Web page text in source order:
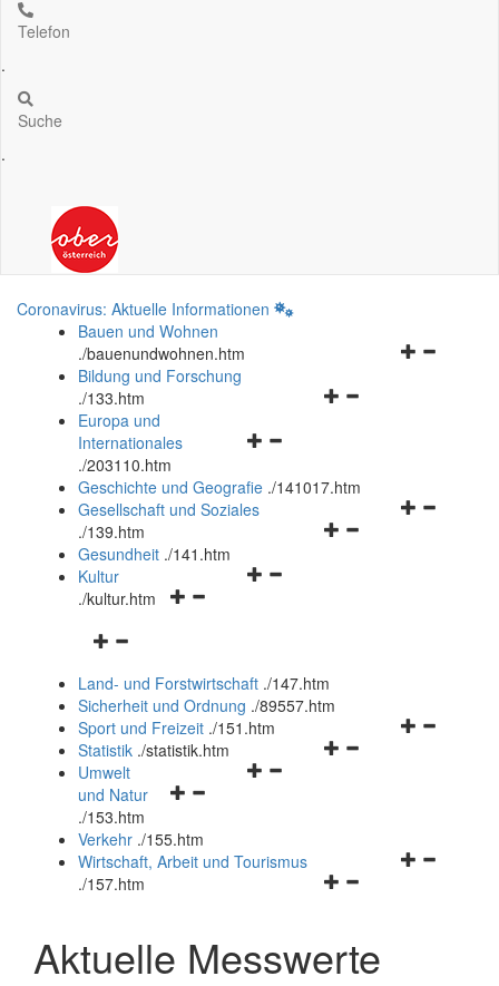
Telefon
.
Suche
.
Coronavirus: Aktuelle Informationen
Bauen und Wohnen
./bauenundwohnen.htm
Navigationsmenü
Bildung und Forschung
./133.htm
Navigationsmenü
und
schließen
Europa und
Internationales
./203110.htm
Geschichte und Geografie ./141017.htm
Navigationsmenü
Gesellschaft und Soziales
./139.htm
Navigationsmenü
Gesundheit ./141.htm
Navigationsmenü
Kultur
./kultur.htm
Navigationsmenü
und
schließen
Land- und Forstwirtschaft ./147.htm
Sicherheit und Ordnung ./89557.htm
Navigationsmenü
Sport und Freizeit ./151.htm
Navigationsmenü
Statistik ./statistik.htm
Navigationsmenü
und
schließen
Umwelt
und Natur
./153.htm
Verkehr ./155.htm
Navigationsmenü
schließen
Wirtschaft, Arbeit und Tourismus
./157.htm
Aktuelle Messwerte